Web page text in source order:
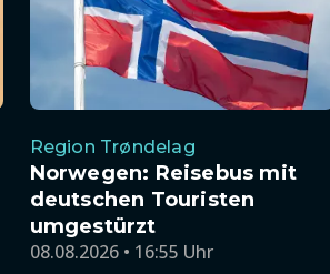
Region Trøndelag
Norwegen: Reisebus mit
deutschen Touristen
umgestürzt
08.08.2026 • 16:55 Uhr